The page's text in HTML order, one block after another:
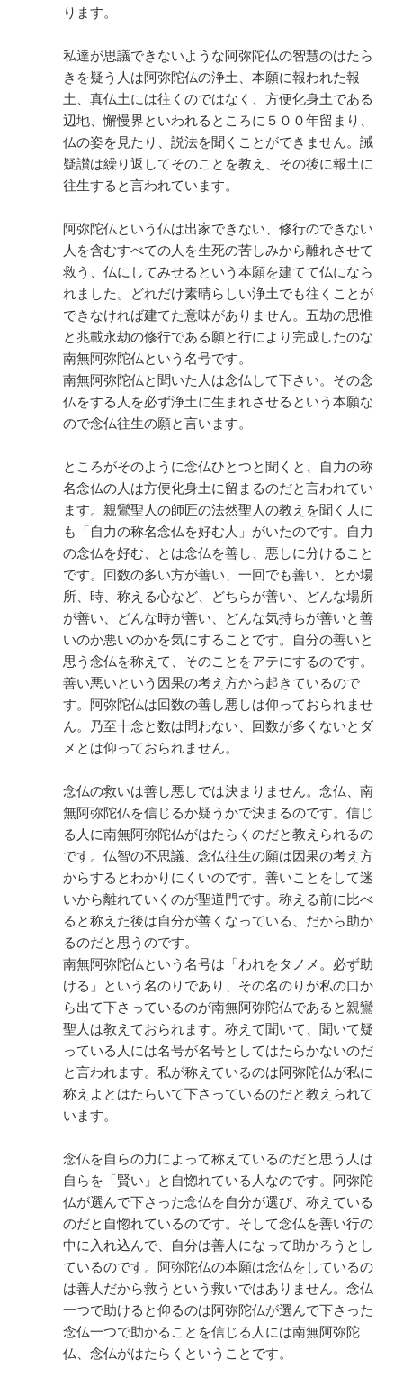
ります。
私達が思議できないような阿弥陀仏の智慧のはたら
きを疑う人は阿弥陀仏の浄土、本願に報われた報
土、真仏土には往くのではなく、方便化身土である
辺地、懈慢界といわれるところに５００年留まり、
仏の姿を見たり、説法を聞くことができません。誡
疑讃は繰り返してそのことを教え、その後に報土に
往生すると言われています。
阿弥陀仏という仏は出家できない、修行のできない
人を含むすべての人を生死の苦しみから離れさせて
救う、仏にしてみせるという本願を建てて仏になら
れました。どれだけ素晴らしい浄土でも往くことが
できなければ建てた意味がありません。五劫の思惟
と兆載永劫の修行である願と行により完成したのな
南無阿弥陀仏という名号です。
南無阿弥陀仏と聞いた人は念仏して下さい。その念
仏をする人を必ず浄土に生まれさせるという本願な
ので念仏往生の願と言います。
ところがそのように念仏ひとつと聞くと、自力の称
名念仏の人は方便化身土に留まるのだと言われてい
ます。親鸞聖人の師匠の法然聖人の教えを聞く人に
も「自力の称名念仏を好む人」がいたのです。自力
の念仏を好む、とは念仏を善し、悪しに分けること
です。回数の多い方が善い、一回でも善い、とか場
所、時、称える心など、どちらが善い、どんな場所
が善い、どんな時が善い、どんな気持ちが善いと善
いのか悪いのかを気にすることです。自分の善いと
思う念仏を称えて、そのことをアテにするのです。
善い悪いという因果の考え方から起きているので
す。阿弥陀仏は回数の善し悪しは仰っておられませ
ん。乃至十念と数は問わない、回数が多くないとダ
メとは仰っておられません。
念仏の救いは善し悪しでは決まりません。念仏、南
無阿弥陀仏を信じるか疑うかで決まるのです。信じ
る人に南無阿弥陀仏がはたらくのだと教えられるの
です。仏智の不思議、念仏往生の願は因果の考え方
からするとわかりにくいのです。善いことをして迷
いから離れていくのが聖道門です。称える前に比べ
ると称えた後は自分が善くなっている、だから助か
るのだと思うのです。
南無阿弥陀仏という名号は「われをタノメ。必ず助
ける」という名のりであり、その名のりが私の口か
ら出て下さっているのが南無阿弥陀仏であると親鸞
聖人は教えておられます。称えて聞いて、聞いて疑
っている人には名号が名号としてはたらかないのだ
と言われます。私が称えているのは阿弥陀仏が私に
称えよとはたらいて下さっているのだと教えられて
います。
念仏を自らの力によって称えているのだと思う人は
自らを「賢い」と自惚れている人なのです。阿弥陀
仏が選んで下さった念仏を自分が選び、称えている
のだと自惚れているのです。そして念仏を善い行の
中に入れ込んで、自分は善人になって助かろうとし
ているのです。阿弥陀仏の本願は念仏をしているの
は善人だから救うという救いではありません。念仏
一つで助けると仰るのは阿弥陀仏が選んで下さった
念仏一つで助かることを信じる人には南無阿弥陀
仏、念仏がはたらくということです。